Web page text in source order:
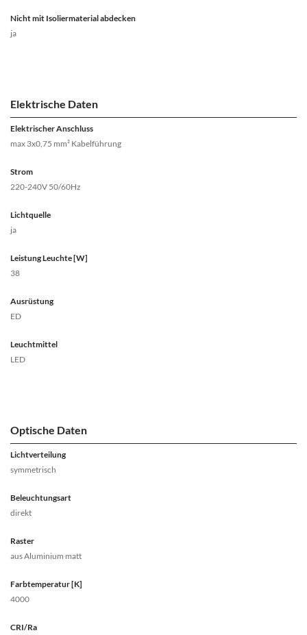
Nicht mit Isoliermaterial abdecken
ja
Elektrische Daten
Elektrischer Anschluss
max 3x0,75 mm² Kabelführung
Strom
220-240V 50/60Hz
Lichtquelle
ja
Leistung Leuchte [W]
38
Ausrüstung
ED
Leuchtmittel
LED
Optische Daten
Lichtverteilung
symmetrisch
Beleuchtungsart
direkt
Raster
aus Aluminium matt
Farbtemperatur [K]
4000
CRI/Ra